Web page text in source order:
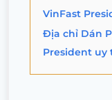
VinFast
Địa chỉ Dán
President uy